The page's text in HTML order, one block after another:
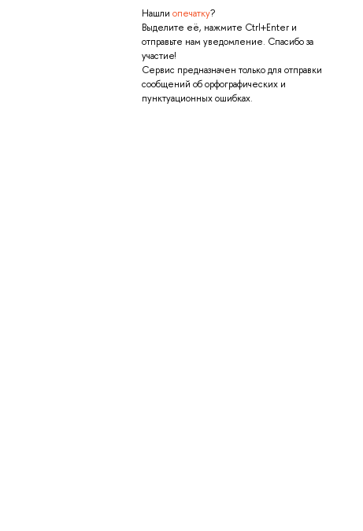
Нашли опечатку?
Выделите её, нажмите Ctrl+Enter и
отправьте нам уведомление. Спасибо за
участие!
Сервис предназначен только для отправки
сообщений об орфографических и
пунктуационных ошибках.